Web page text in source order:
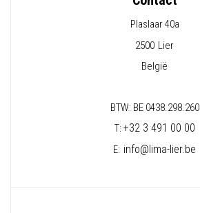
Plaslaar 40a
2500 Lier
België
BTW: BE 0438.298.260
T: +32 3 491 00 00
E: info@lima-lier.be